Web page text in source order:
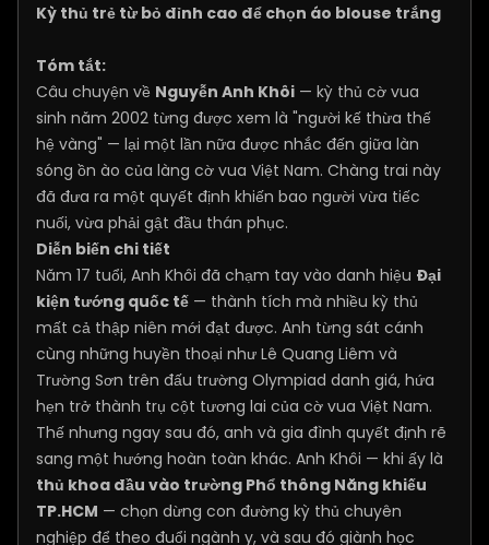
Kỳ thủ trẻ từ bỏ đỉnh cao để chọn áo blouse trắng
Tóm tắt:
Câu chuyện về Nguyễn Anh Khôi — kỳ thủ cờ vua
sinh năm 2002 từng được xem là "người kế thừa thế
hệ vàng" — lại một lần nữa được nhắc đến giữa làn
sóng ồn ào của làng cờ vua Việt Nam. Chàng trai này
đã đưa ra một quyết định khiến bao người vừa tiếc
nuối, vừa phải gật đầu thán phục.
Diễn biến chi tiết
Năm 17 tuổi, Anh Khôi đã chạm tay vào danh hiệu Đại
kiện tướng quốc tế — thành tích mà nhiều kỳ thủ
mất cả thập niên mới đạt được. Anh từng sát cánh
cùng những huyền thoại như Lê Quang Liêm và
Trường Sơn trên đấu trường Olympiad danh giá, hứa
hẹn trở thành trụ cột tương lai của cờ vua Việt Nam.
Thế nhưng ngay sau đó, anh và gia đình quyết định rẽ
sang một hướng hoàn toàn khác. Anh Khôi — khi ấy là
thủ khoa đầu vào trường Phổ thông Năng khiếu
TP.HCM — chọn dừng con đường kỳ thủ chuyên
nghiệp để theo đuổi ngành y, và sau đó giành học